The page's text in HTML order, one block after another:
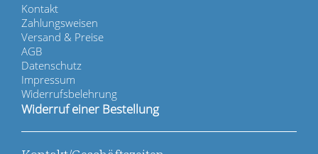
N
a
v
i
g
a
t
i
n
ü
Kontakt
Zahlungsweisen
Versand & Preise
AGB
Datenschutz
Impressum
Widerrufsbelehrung
Widerruf einer Bestellung